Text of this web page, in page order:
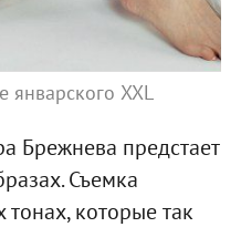
XXL
Брежнева предстает
Съемка
которые так